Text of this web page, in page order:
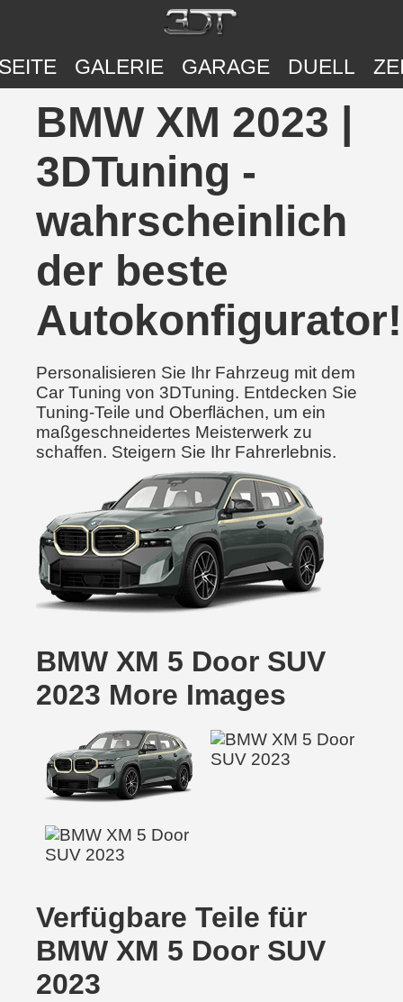
GALERIE GARAGE DUELL
BMW XM 2023 |
3DTuning -
wahrscheinlich
der beste
Autokonfigurator!
Personalisieren Sie Ihr Fahrzeug mit dem
Car Tuning von 3DTuning. Entdecken Sie
Tuning-Teile und Oberflächen, um ein
maßgeschneidertes Meisterwerk zu
schaffen. Steigern Sie Ihr Fahrerlebnis.
BMW XM 5 Door SUV
2023 More Images
Verfügbare Teile für
BMW XM 5 Door SUV
2023